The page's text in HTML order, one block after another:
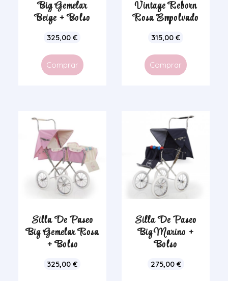
Big Gemelar
Beige + Bolso
325,00€
Comprar
Vintage Reborn
Rosa Empolvado
315,00€
Comprar
Silla De Paseo
Big Gemelar Rosa
+ Bolso
325,00€
Silla De Paseo
Big Marino +
Bolso
275,00 €